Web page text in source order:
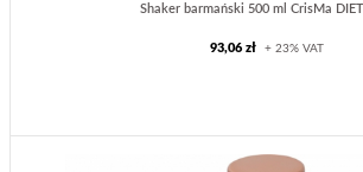
Shaker barmański 500 ml CrisMa
93,06 zł + 23% VAT